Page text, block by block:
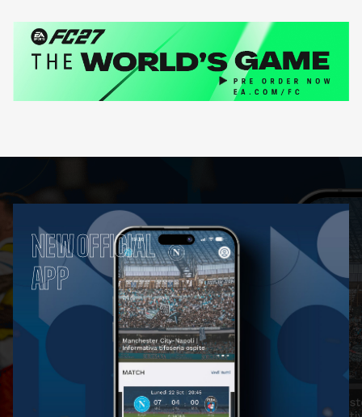
NEW OFFICIAL
APP